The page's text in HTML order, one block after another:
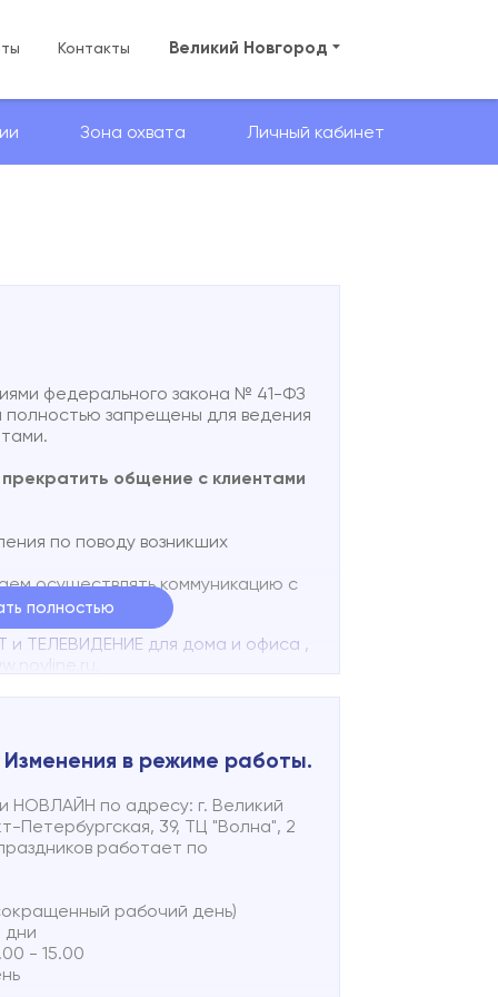
Контакты Великий Новгород
Зона охвата Личный кабинет
федерального закона № 41-ФЗ
запрещены для ведения
общение с клиентами
по поводу возникших
осуществлять коммуникацию с
и ТЕЛЕВИДЕНИЕ для дома и офиса ,
Пока MAX находится на
дорабатываются, часть опций
использовать мессенджер как
общения с клиентами не
полностью
в режиме работы.
НОВЛАЙН по адресу: г. Великий
Петербургская, 39, ТЦ "Волна", 2
работает по
рабочий день)
дни
- 15.00